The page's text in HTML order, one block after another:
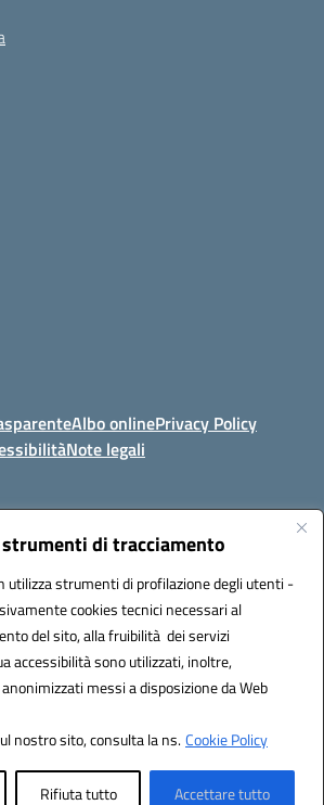
di tracciamento
utilizza strumenti di profilazione degli utenti -
cookies tecnici necessari al
del sito, alla fruibilità dei servizi
accessibilità sono utilizzati, inoltre,
messi a disposizione da Web
nostro sito, consulta la ns.Cookie Policy
Rifiuta tutto Accettare tutto
Albo onlinePrivacy Policy
Note legali
46 - 81024 MADDALONI (CE)
- Pec: CEIC8AU001@pec.istruzione.it -
& Powered by 3D Solution S.r.l.
& Design by Designers Italia